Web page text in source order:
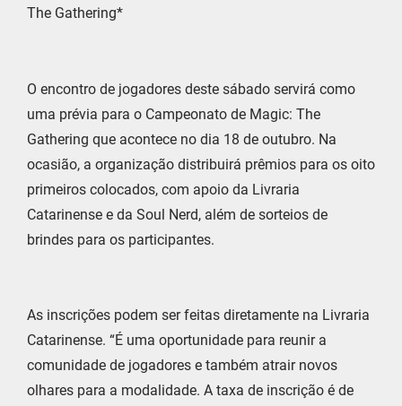
The Gathering*
O encontro de jogadores deste sábado servirá como
uma prévia para o Campeonato de Magic: The
Gathering que acontece no dia 18 de outubro. Na
ocasião, a organização distribuirá prêmios para os oito
primeiros colocados, com apoio da Livraria
Catarinense e da Soul Nerd, além de sorteios de
brindes para os participantes.
As inscrições podem ser feitas diretamente na Livraria
Catarinense. “É uma oportunidade para reunir a
comunidade de jogadores e também atrair novos
olhares para a modalidade. A taxa de inscrição é de